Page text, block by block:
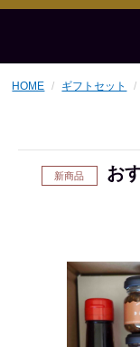
HOME ギフトセット
お